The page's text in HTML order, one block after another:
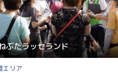
ぶたラッセランド